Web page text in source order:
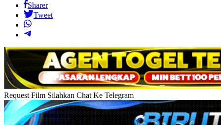
Sharer
Tweet
Request Film Silahkan Chat Ke Telegram